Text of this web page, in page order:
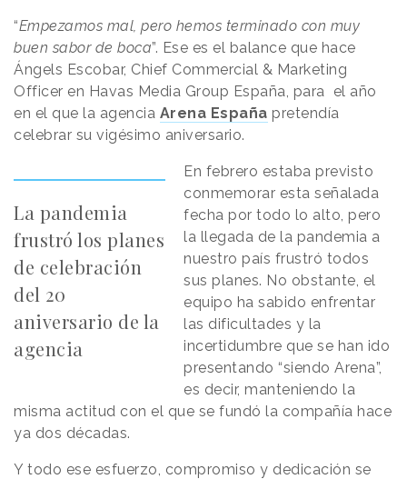
“Empezamos mal, pero hemos terminado con muy
buen sabor de boca”. Ese es el balance que hace
Ángels Escobar, Chief Commercial & Marketing
Officer en Havas Media Group España, para el año
en el que la agencia Arena España pretendía
celebrar su vigésimo aniversario.
La pandemia
frustró los planes
de celebración
del 20
aniversario de la
agencia
En febrero estaba previsto
conmemorar esta señalada
fecha por todo lo alto, pero
la llegada de la pandemia a
nuestro país frustró todos
sus planes. No obstante, el
equipo ha sabido enfrentar
las dificultades y la
incertidumbre que se han ido
presentando “siendo Arena”,
es decir, manteniendo la
misma actitud con el que se fundó la compañía hace
ya dos décadas.
Y todo ese esfuerzo, compromiso y dedicación se